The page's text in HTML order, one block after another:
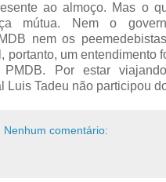
ao almoço. Mas o
mútua. Nem o
nem os
portanto, um entendimento
Por estar
Luis Tadeu não participou
Nenhum comentário: